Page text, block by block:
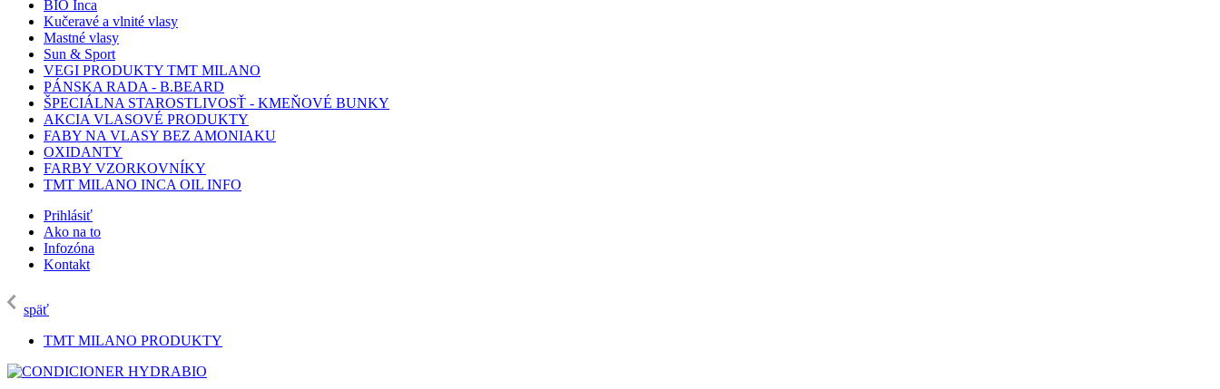
BIO Inca
Kučeravé a vlnité vlasy
Mastné vlasy
Sun & Sport
VEGI PRODUKTY TMT MILANO
PÁNSKA RADA - B.BEARD
ŠPECIÁLNA STAROSTLIVOSŤ - KMEŇOVÉ BUNKY
AKCIA VLASOVÉ PRODUKTY
FABY NA VLASY BEZ AMONIAKU
OXIDANTY
FARBY VZORKOVNÍKY
TMT MILANO INCA OIL INFO
Prihlásiť
Ako na to
Infozóna
Kontakt
späť
TMT MILANO PRODUKTY